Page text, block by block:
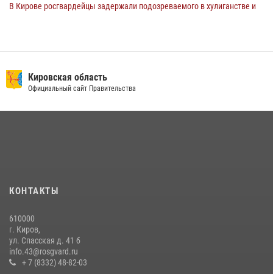
В Кирове росгвардейцы задержали подозреваемого в хулиганстве и
вневедомственную охрану и поступления в ведомственные вузы
22 июля 2026, 14:51 1 2
В Слободском росгвардейцы задержали подозреваемых в
В День семьи, любви и верности в Омутнинском отделе
вневедомственной охраны Росгвардии поздравили будущих
молодоженов
08 июля 2026, 06:46
Кировская область
Официальный сайт Правительства
КОНТАКТЫ
610000
г. Киров,
ул. Спасская д. 41 б
info.43@rosgvard.ru
+ 7 (8332) 48-82-03